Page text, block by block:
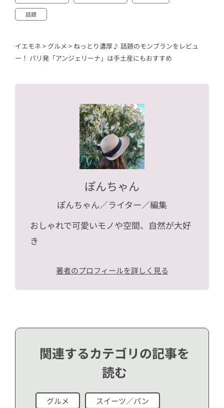
話題
イエモネ > グルメ > ねっとり濃厚♪ 話題のモンブランをレビュ
ー！ パリ発「アンジェリーナ」は手土産にもおすすめ
ぽんちゃん
ぽんちゃん／ライター／編集
おしゃれで可愛いモノや空間、自然が大好
き
著者のプロフィールを詳しく見る
関連するカテゴリの記事を
読む
グルメ スイーツ／パン